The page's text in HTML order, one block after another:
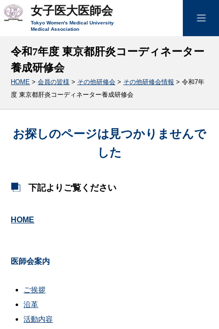
女子医大医師会
Tokyo Women's Medical University
Medical Association
令和7年度 東京都肝炎コーディネーター
養成研修会
HOME >会員の皆様 > その他研修会 > その他研修会情報 > 令和7年
度 東京都肝炎コーディネーター養成研修会
お探しのページは見つかりませんで
した
下記よりご覧ください
HOME
医師会案内
ご挨拶
沿革
活動内容